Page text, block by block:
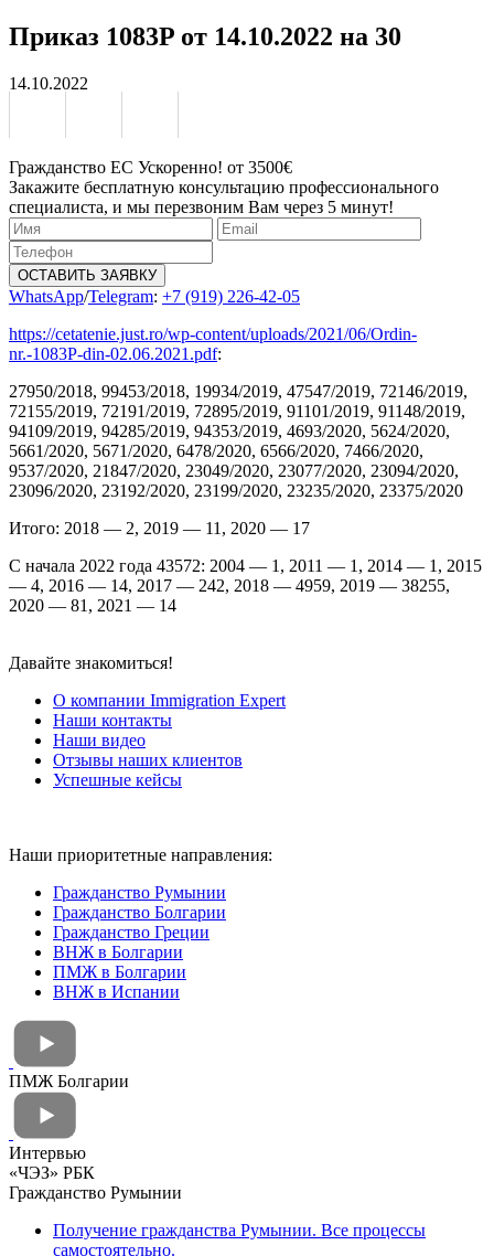
Приказ 1083P от 14.10.2022 на 30
14.10.2022
Гражданство ЕС Ускоренно! от 3500€
Закажите бесплатную консультацию профессионального
специалиста, и мы перезвоним Вам через 5 минут!
ОСТАВИТЬ ЗАЯВКУ
WhatsApp/Telegram: +7 (919) 226-42-05
https://cetatenie.just.ro/wp-content/uploads/2021/06/Ordin-
nr.-1083P-din-02.06.2021.pdf:
27950/2018, 99453/2018, 19934/2019, 47547/2019, 72146/2019,
72155/2019, 72191/2019, 72895/2019, 91101/2019, 91148/2019,
94109/2019, 94285/2019, 94353/2019, 4693/2020, 5624/2020,
5661/2020, 5671/2020, 6478/2020, 6566/2020, 7466/2020,
9537/2020, 21847/2020, 23049/2020, 23077/2020, 23094/2020,
23096/2020, 23192/2020, 23199/2020, 23235/2020, 23375/2020
Итого: 2018 — 2, 2019 — 11, 2020 — 17
С начала 2022 года 43572: 2004 — 1, 2011 — 1, 2014 — 1, 2015
— 4, 2016 — 14, 2017 — 242, 2018 — 4959, 2019 — 38255,
2020 — 81, 2021 — 14
Давайте знакомиться!
О компании Immigration Expert
Наши контакты
Наши видео
Отзывы наших клиентов
Успешные кейсы
Наши приоритетные направления:
Гражданство Румынии
Гражданство Болгарии
Гражданство Греции
ВНЖ в Болгарии
ПМЖ в Болгарии
ВНЖ в Испании
ПМЖ Болгарии
Интервью
«ЧЭЗ» РБК
Гражданство Румынии
Получение гражданства Румынии. Все процессы
самостоятельно.